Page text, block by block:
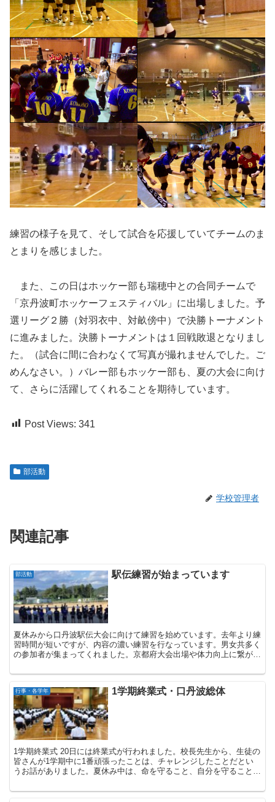
練習の様子を見て、そして試合を応援していてチームのま
とまりを感じました。
また、この日はホッケー部も瑞穂中との合同チームで
「京丹波町ホッケーフェスティバル」に出場しました。予
選リーグ２勝（対羽衣中、対畝傍中）で決勝トーナメント
に進みました。決勝トーナメントは１回戦敗退となりまし
た。（試合に間に合わなくて写真が撮れませんでした。ご
めんなさい。）バレー部もホッケー部も、夏の大会に向け
て、さらに活躍してくれることを期待しています。
Post Views: 341
部活動
学校管理者
関連記事
部活動 駅伝練習が始まっています
夏休みから口丹波駅伝大会に向けて練習を始めています。去年より練
習時間が短いですが、内容の濃い練習を行なっています。男女共多く
の参加者が集まってくれました。京都府大会出場や体力向上に繋がる
行事・各学年 1学期終業式・口丹波総体
1学期終業式 20日には終業式が行われました。校長先生から、生徒の
皆さんが1学期中に1番頑張ったことは、チャレンジしたことだとい
うお話がありました。夏休み中は、命を守ること、自分を守ることを